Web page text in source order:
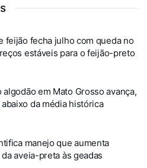
feijão fecha julho com queda no
estáveis para o feijão-preto
algodão em Mato Grosso avança,
da média histórica
manejo que aumenta
aveia-preta às geadas